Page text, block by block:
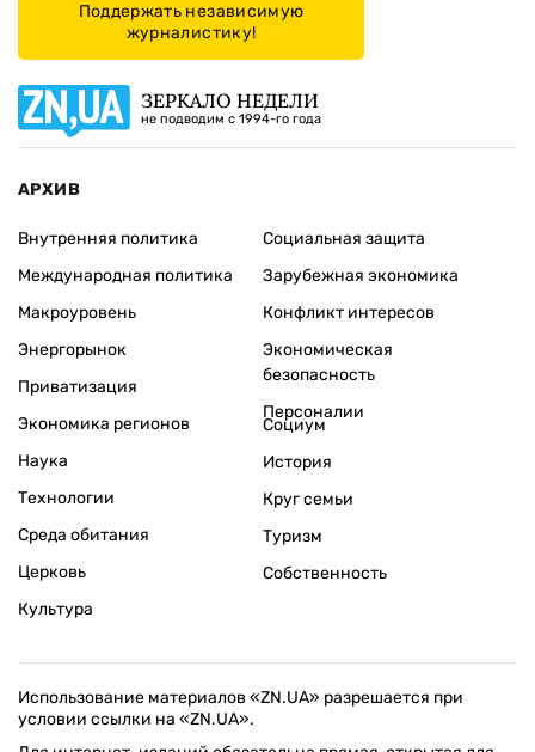
Поддержать независимую
журналистику!
ЗЕРКАЛО НЕДЕЛИ
не подводим с 1994-го года
АРХИВ
Внутренняя политика
Международная политика
Макроуровень
Энергорынок
Приватизация
Экономика регионов
Социальная защита
Зарубежная экономика
Конфликт интересов
Экономическая
безопасность
Персоналии
Наука
Технологии
Среда обитания
Церковь
Культура
Социум
История
Круг семьи
Туризм
Собственность
Использование материалов «ZN.UA» разрешается при
условии ссылки на «ZN.UA».